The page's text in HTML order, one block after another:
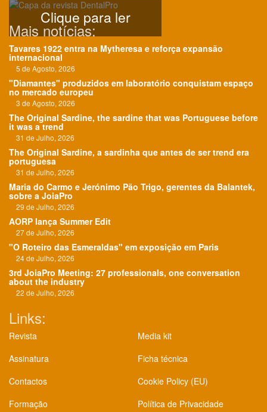
Clique para ler
Mais notícias:
Tavares 1922 entra na Mytheresa e reforça expansão
internacional
5 de Agosto, 2026
"Diamantes" produzidos em laboratório conquistam espaço
no mercado europeu
3 de Agosto, 2026
The Original Sardine, the sardine that was Portuguese before
it was a trend
31 de Julho, 2026
The Original Sardine, a sardinha que antes de ser trend era
portuguesa
31 de Julho, 2026
Maria do Carmo e Jerónimo Pão Trigo, gerentes da Balantek,
sobre a JoiaPro
29 de Julho, 2026
AORP lança Summer Edit
27 de Julho, 2026
"O Roteiro das Esmeraldas" em exposição em Paris
24 de Julho, 2026
3rd JoiaPro Meeting: 27 professionals, one conversation
about the industry
22 de Julho, 2026
Links:
Revista
Assinatura
Contactos
Formação
Media kit
Ficha técnica
Cookie Policy (EU)
Política de Privacidade